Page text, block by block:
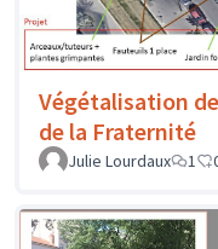
Végétalisation
de la Fraternité
Julie Lourdaux
1